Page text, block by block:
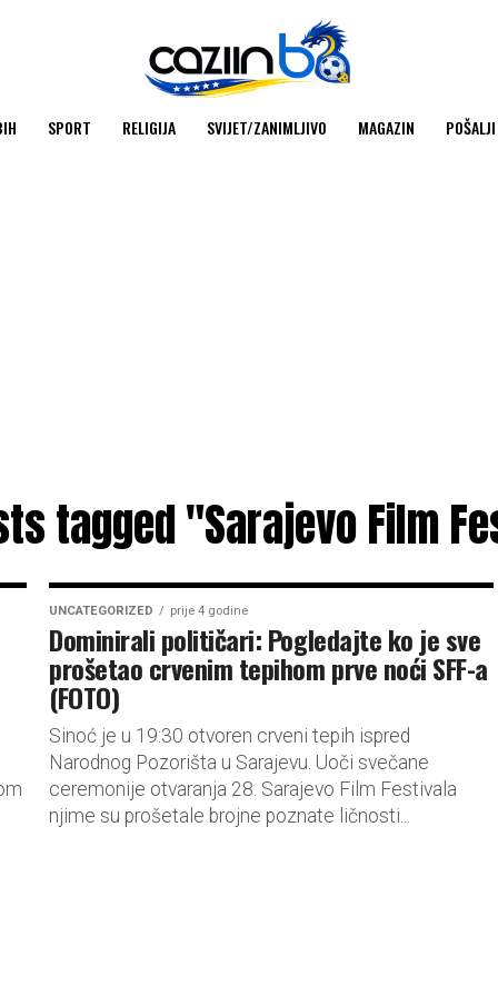
SPORT RELIGIJA SVIJET/ZANIMLJIVO MAGAZIN
tagged "Sarajevo Film
UNCATEGORIZED prije 4 godine
Dominirali političari: Pogledajte ko je sve
prošetao crvenim tepihom prve noći SFF-a
(FOTO)
Sinoć je u 19:30 otvoren crveni tepih ispred
Narodnog Pozorišta u Sarajevu. Uoči svečane
ceremonije otvaranja 28. Sarajevo Film Festivala
njime su prošetale brojne poznate ličnosti...